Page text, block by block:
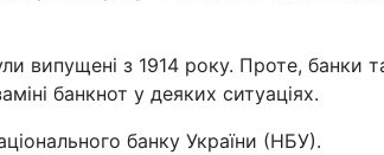
випущені з 1914 року. Проте, банки
банкнот у деяких ситуаціях.
банку України (НБУ).